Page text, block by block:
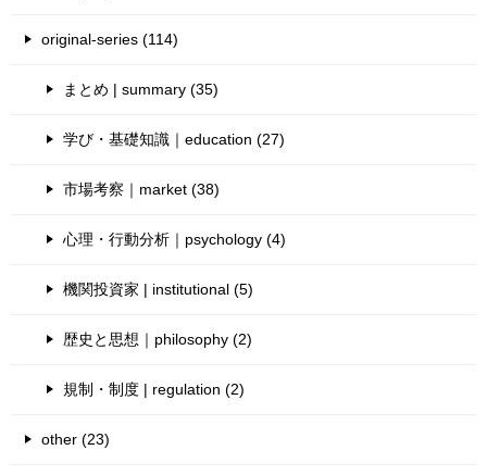
original-series (114)
まとめ | summary (35)
学び・基礎知識｜education (27)
市場考察｜market (38)
心理・行動分析｜psychology (4)
機関投資家 | institutional (5)
歴史と思想｜philosophy (2)
規制・制度 | regulation (2)
other (23)